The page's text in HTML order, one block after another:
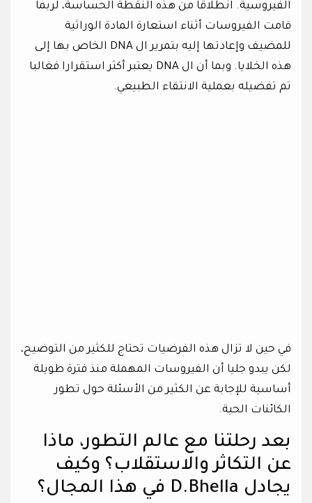
الفيروسية. انطلاقا من هذه النقطة الحساسة، لربما
قامت الفيروسات أثناء استعارة المادة الوراثية
للمضيف وإعادتها إليه بتمرير ال DNA الخاص بها إلى
هذه الخلايا. وبما أن ال DNA يعتبر أكثر استقرارا فغالبا
تم تفضيله بعملية الانتقاء الطبيعي.
في حين لا تزال هذه الفرضيات تحتاج للكثير من التوضيح،
لكن يبدو جليا أن الفيروسات المهملة منذ فترة طويلة
أساسية للإجابة عن الكثير من الأسئلة حول تطور
الكائنات الحية.
بعد رحلتنا مع عالم التطور، ماذا
عن التكاثر والاستقلاب؟ وكيف
يجادل D.Bhella في هذا المجال؟